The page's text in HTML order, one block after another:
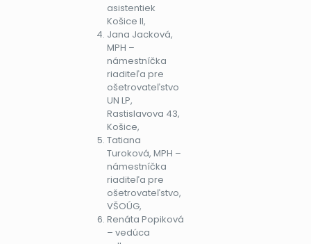
asistentiek
Košice II,
Jana Jacková,
MPH –
námestníčka
riaditeľa pre
ošetrovateľstvo
UN LP,
Rastislavova 43,
Košice,
Tatiana
Turoková, MPH –
námestníčka
riaditeľa pre
ošetrovateľstvo,
VŠOÚG,
Renáta Popiková
– vedúca